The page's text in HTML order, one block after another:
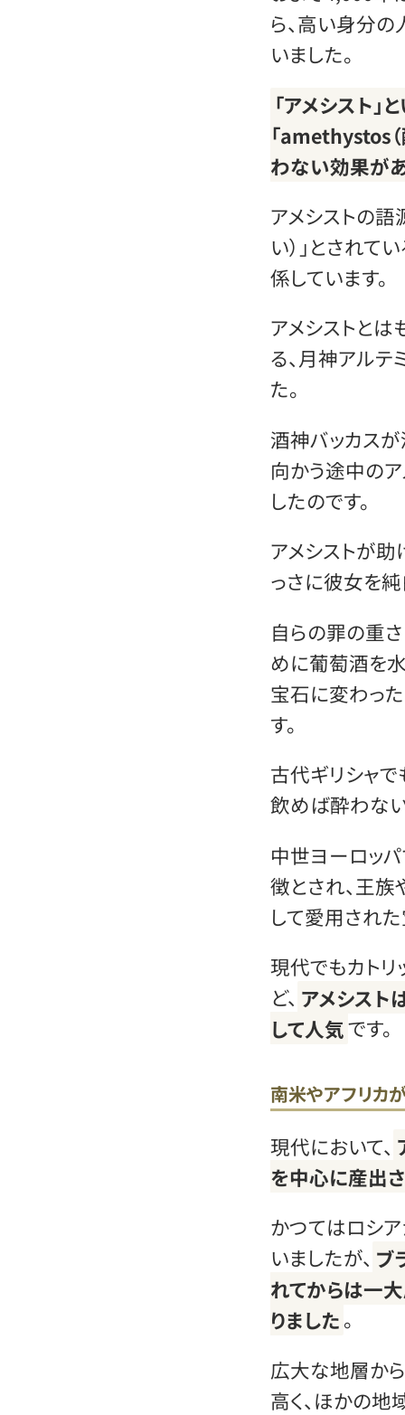
ら、高い身分
いました。
「アメシスト
「amethystos
わない効果が
アメシストの
い）」とされて
係しています。
アメシストと
る、月神アル
た。
酒神バッカス
向かう途中の
したのです。
アメシストが助
っさに彼女を
自らの罪の重
めに葡萄酒を
宝石に変わっ
す。
古代ギリシャで
飲めば酔わない
中世ヨーロッ
徴とされ、王
して愛用された
現代でもカト
ど、 アメシスト
して人気です。
南米やアフリカ
現代において、
を中心に産出
かつてはロシ
いましたが、 ブ
れてからは一
りました。
広大な地層か
高く、ほかの